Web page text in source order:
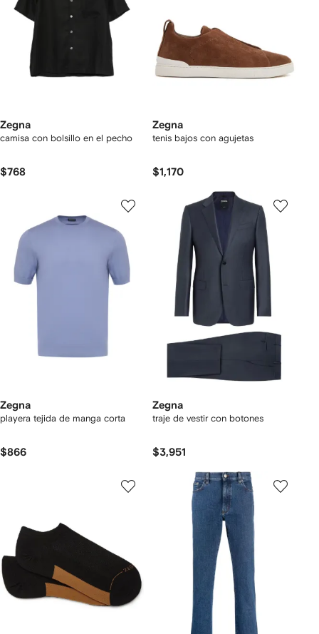
Zegna
camisa con bolsillo en el pecho
$768
Zegna
tenis bajos con agujetas
$1,170
Zegna
playera tejida de manga corta
$866
Zegna
traje de vestir con botones
$3,951